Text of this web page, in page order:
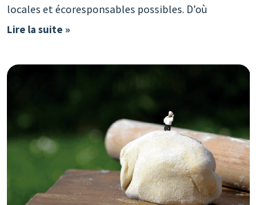
locales et écoresponsables possibles. D’où
Lire la suite »